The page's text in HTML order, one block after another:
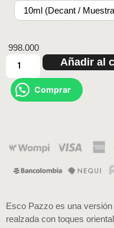
10ml (Decant /
998.000
Añadir al
Comprar
Esco Pazzo es una
realzada con toques